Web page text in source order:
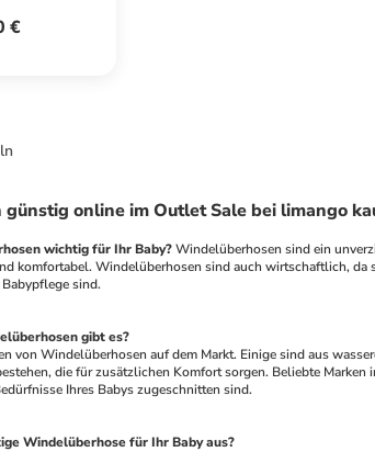
€
online im Outlet Sale bei limango
wichtig für Ihr Baby? Windelüberhosen sind ein
komfortabel. Windelüberhosen sind auch wirtschaftlich,
sind.
gibt es?
die für zusätzlichen Komfort sorgen. Beliebte Marken
Ihres Babys zugeschnitten sind.
Windelüberhose für Ihr Baby aus?